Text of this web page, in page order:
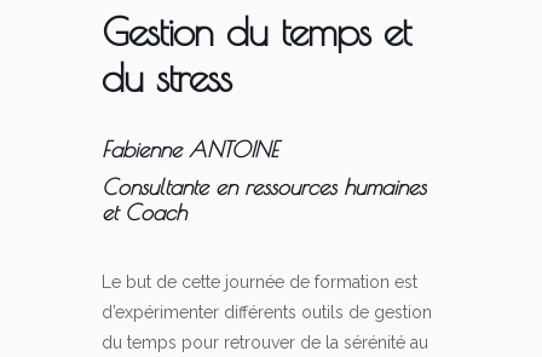
Gestion du temps et
du stress
Fabienne ANTOINE
Consultante en ressources humaines
et Coach
Le but de cette journée de formation est
d’expérimenter différents outils de gestion
du temps pour retrouver de la sérénité au